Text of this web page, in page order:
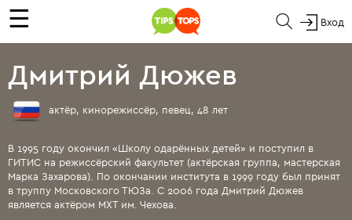
☰ Вход
Дмитрий Дюжев
актёр, кинорежиссёр, певец, 48 лет
В 1995 году окончил «Школу одарённых детей» и поступил в
ГИТИС на режиссёрский факультет (актёрская группа, мастерская
Марка Захарова). По окончании института в 1999 году был принят
в труппу Московского ТЮЗа. С 2006 года Дмитрий Дюжев
является актёром МХТ им. Чехова.